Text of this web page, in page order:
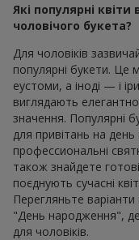
Які популярні
чоловічого букета?
Для чоловіків
популярні букети. Це
еустоми, а іноді — і
виглядають
значення. Популярні
для привітань на
профессиональні
також знайдете
поєднують сучасні
Перегляньте
"День народження", де
для чоловіків.